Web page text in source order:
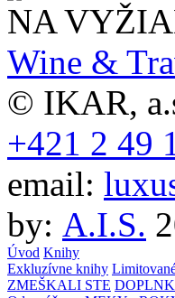
NA
Wine &
© IKAR,
+421 2 49
email:
by: A.I.S.
Úvod Knihy
Exkluzívne knihy
ZMEŠKALI STE